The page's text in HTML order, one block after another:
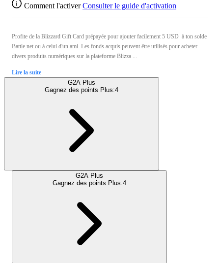
Comment l'activer Consulter le guide d'activation
Profite de la Blizzard Gift Card prépayée pour ajouter facilement 5 USD à ton solde
Battle.net ou à celui d'un ami. Les fonds acquis peuvent être utilisés pour acheter
divers produits numériques sur la plateforme Blizza ...
Lire la suite
G2A Plus
Gagnez des points Plus:4
G2A Plus
Gagnez des points Plus:4